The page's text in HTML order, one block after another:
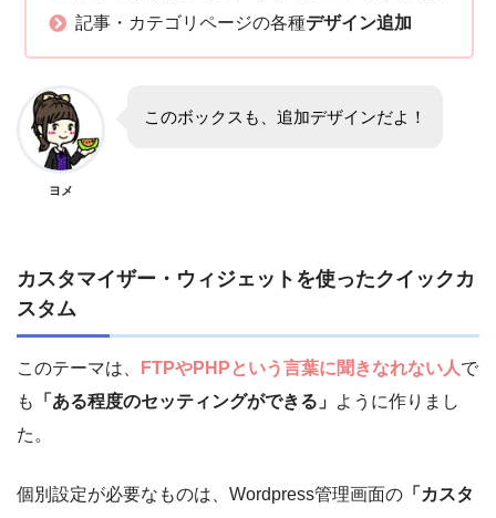
記事・カテゴリページの各種デザイン追加
ヨメ
このボックスも、追加デザインだよ！
カスタマイザー・ウィジェットを使ったクイックカ
スタム
このテーマは、 FTPやPHPという言葉に聞きなれない人で
も
「ある程度のセッティングができる」 ように作りまし
た。
個別設定が必要なものは、Wordpress管理画面の 「カスタ